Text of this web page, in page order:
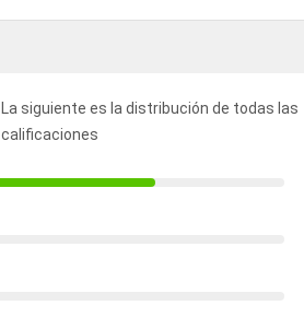
La siguiente es la distribución de todas las
calificaciones